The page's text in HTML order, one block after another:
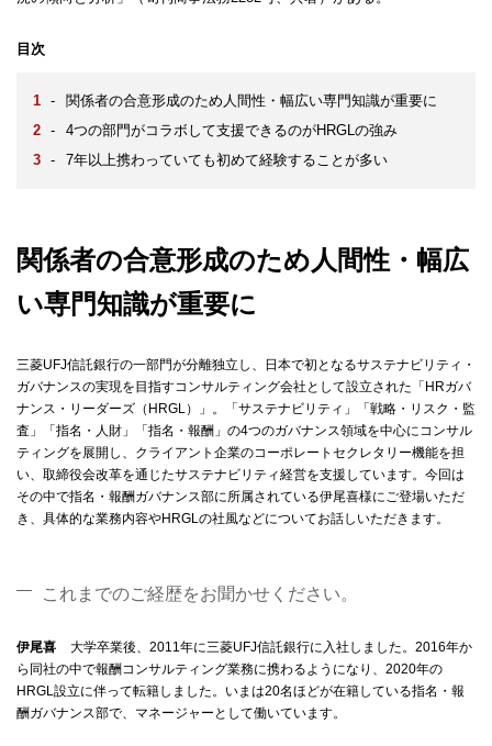
目次
-
関係者の合意形成のため人間性・幅広い専門知識が重要に
-
4つの部門がコラボして支援できるのがHRGLの強み
-
7年以上携わっていても初めて経験することが多い
関係者の合意形成のため人間性・幅広
い専門知識が重要に
三菱UFJ信託銀行の一部門が分離独立し、日本で初となるサステナビリティ・
ガバナンスの実現を目指すコンサルティング会社として設立された「HRガバ
ナンス・リーダーズ（HRGL）」。「サステナビリティ」「戦略・リスク・監
査」「指名・人財」「指名・報酬」の4つのガバナンス領域を中心にコンサル
ティングを展開し、クライアント企業のコーポレートセクレタリー機能を担
い、取締役会改革を通じたサステナビリティ経営を支援しています。今回は
その中で指名・報酬ガバナンス部に所属されている伊尾喜様にご登場いただ
き、具体的な業務内容やHRGLの社風などについてお話しいただきます。
これまでのご経歴をお聞かせください。
伊尾喜
大学卒業後、2011年に三菱UFJ信託銀行に入社しました。2016年か
ら同社の中で報酬コンサルティング業務に携わるようになり、2020年の
HRGL設立に伴って転籍しました。いまは20名ほどが在籍している指名・報
酬ガバナンス部で、マネージャーとして働いています。